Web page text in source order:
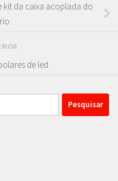
da caixa acoplada do
de led.